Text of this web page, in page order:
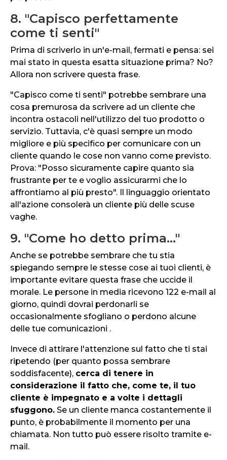
8. "Capisco perfettamente
come ti senti"
Prima di scriverlo in un'e-mail, fermati e pensa: sei
mai stato in questa esatta situazione prima? No?
Allora non scrivere questa frase.
"Capisco come ti senti" potrebbe sembrare una
cosa premurosa da scrivere ad un cliente che
incontra ostacoli nell'utilizzo del tuo prodotto o
servizio. Tuttavia, c'è quasi sempre un modo
migliore e più specifico per comunicare con un
cliente quando le cose non vanno come previsto.
Prova: "Posso sicuramente capire quanto sia
frustrante per te e voglio assicurarmi che lo
affrontiamo al più presto". Il linguaggio orientato
all'azione consolerà un cliente più delle scuse
vaghe.
9. "Come ho detto prima..."
Anche se potrebbe sembrare che tu stia
spiegando sempre le stesse cose ai tuoi clienti, è
importante evitare questa frase che uccide il
morale. Le persone in media ricevono 122 e-mail al
giorno, quindi dovrai perdonarli se
occasionalmente sfogliano o perdono alcune
delle tue comunicazioni .
Invece di attirare l'attenzione sul fatto che ti stai
ripetendo (per quanto possa sembrare
soddisfacente), cerca di tenere in
considerazione il fatto che, come te, il tuo
cliente è impegnato e a volte i dettagli
sfuggono. Se un cliente manca costantemente il
punto, è probabilmente il momento per una
chiamata. Non tutto può essere risolto tramite e-
mail.